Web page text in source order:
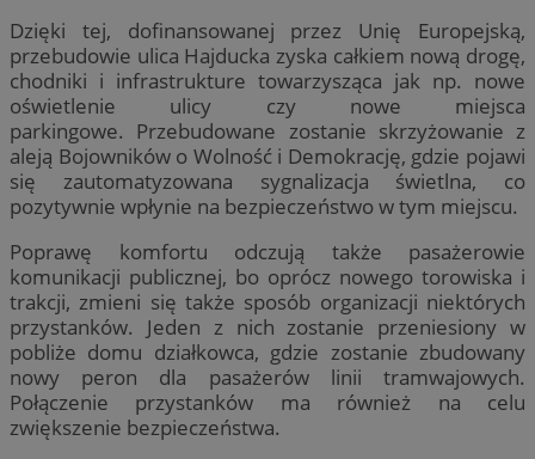
Dzięki tej, dofinansowanej przez Unię Europejską,
przebudowie ulica Hajducka zyska całkiem nową drogę,
chodniki i infrastrukture towarzysząca jak np. nowe
oświetlenie ulicy czy nowe miejsca
parkingowe. Przebudowane zostanie skrzyżowanie z
aleją Bojowników o Wolność i Demokrację, gdzie pojawi
się zautomatyzowana sygnalizacja świetlna, co
pozytywnie wpłynie na bezpieczeństwo w tym miejscu.
Poprawę komfortu odczują także pasażerowie
komunikacji publicznej, bo oprócz nowego torowiska i
trakcji, zmieni się także sposób organizacji niektórych
przystanków. Jeden z nich zostanie przeniesiony w
pobliże domu działkowca, gdzie zostanie zbudowany
nowy peron dla pasażerów linii tramwajowych.
Połączenie przystanków ma również na celu
zwiększenie bezpieczeństwa.